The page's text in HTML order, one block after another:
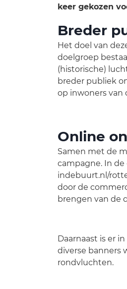
keer gekozen
Breder
Het doel van
doelgroep
(historische)
breder publiek
op inwoners van
Online
Samen met de
campagne. In
indebuurt.nl/
door de
brengen van de
Daarnaast is er
diverse banners
rondvluchten.